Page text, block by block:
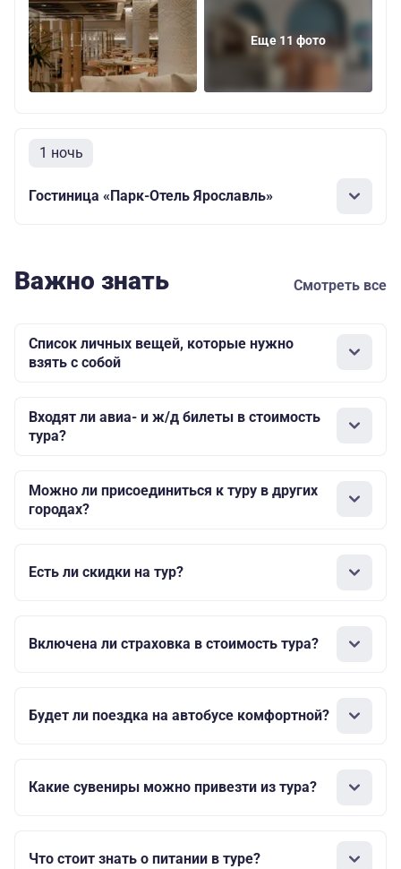
Еще 11 фото
1 ночь
Гостиница «Парк-Отель Ярославль»
Важно знать Смотреть все
Список личных вещей, которые нужно
взять с собой
Входят ли авиа- и ж/д билеты в стоимость
тура?
Можно ли присоединиться к туру в других
городах?
Есть ли скидки на тур?
Включена ли страховка в стоимость тура?
Будет ли поездка на автобусе комфортной?
Какие сувениры можно привезти из тура?
Что стоит знать о питании в туре?